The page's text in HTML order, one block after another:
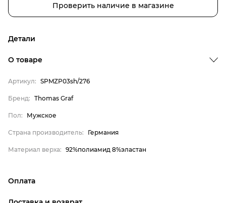
Проверить наличие в магазине
Детали
Страна производитель
Материал верха
О товаре
Артикул: SPMZP03sh/276
Бренд: Thomas Graf
Пол: Мужское
Страна производитель: Германия
Материал верха: 92%полиамид 8%эластан
Оплата